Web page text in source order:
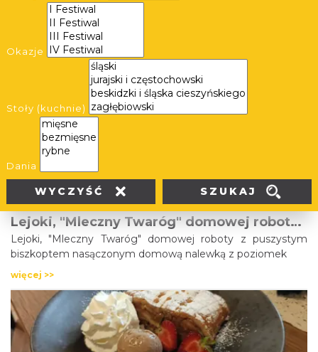
Okazje
Stoły (kuchnie)
Dania
WYCZYŚĆ SZUKAJ
Szpajza "Śląska Mocha"
Szpajza "Śląska Mocha"
więcej >>
Lejoki, "Mleczny Twaróg" domowej roboty z puszystym biszkoptem nasączonym domową nalewką z poziomek
Lejoki, "Mleczny Twaróg" domowej roboty z puszystym
biszkoptem nasączonym domową nalewką z poziomek
więcej >>